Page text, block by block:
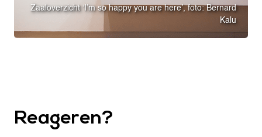
Zaaloverzicht ‘I’m so happy you are here’, foto: Bernard
Kalu
Reageren?